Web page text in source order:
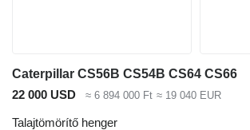
Caterpillar CS56B CS54B CS64 CS66
22 000 USD
≈ 6 894 000 Ft ≈ 19 040 EUR
Talajtömörítő henger